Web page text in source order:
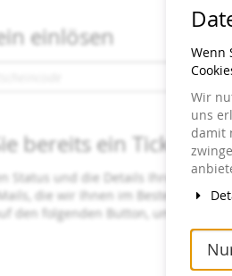
einlösen
bereits ein Ticket
Status und die Details Ihrer
die wir Ihnen im Bestellvorgang
den folgenden Button, um ein
Wenn
Wir
uns
damit